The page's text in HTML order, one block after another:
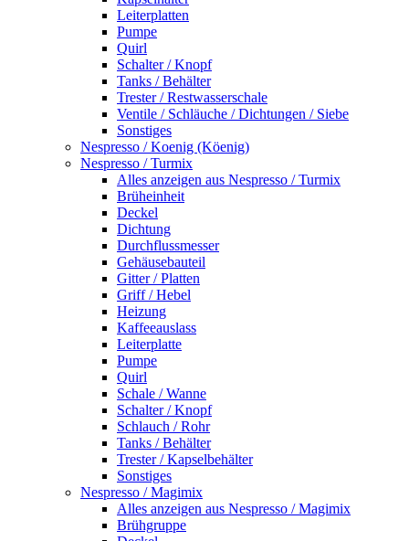
Leiterplatten
Pumpe
Quirl
Schalter / Knopf
Tanks / Behälter
Trester / Restwasserschale
Ventile / Schläuche / Dichtungen / Siebe
Sonstiges
Nespresso / Koenig (Köenig)
Nespresso / Turmix
Alles anzeigen aus Nespresso / Turmix
Brüheinheit
Deckel
Dichtung
Durchflussmesser
Gehäusebauteil
Gitter / Platten
Griff / Hebel
Heizung
Kaffeeauslass
Leiterplatte
Pumpe
Quirl
Schale / Wanne
Schalter / Knopf
Schlauch / Rohr
Tanks / Behälter
Trester / Kapselbehälter
Sonstiges
Nespresso / Magimix
Alles anzeigen aus Nespresso / Magimix
Brühgruppe